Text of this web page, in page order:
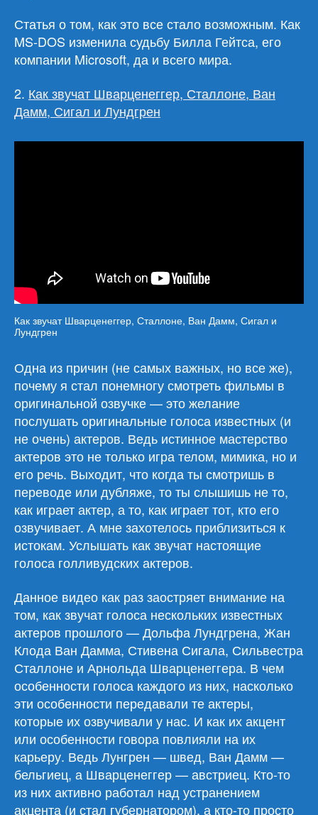
Статья о том, как это все стало возможным. Как
MS-DOS изменила судьбу Билла Гейтса, его
компании Microsoft, да и всего мира.
2. Как звучат Шварценеггер, Сталлоне, Ван
Дамм, Сигал и Лундгрен
Как звучат Шварценеггер, Сталлоне, Ван Дамм, Сигал и
Лундгрен
Одна из причин (не самых важных, но все же),
почему я стал понемногу смотреть фильмы в
оригинальной озвучке — это желание
послушать оригинальные голоса известных (и
не очень) актеров. Ведь истинное мастерство
актеров это не только игра телом, мимика, но и
его речь. Выходит, что когда ты смотришь в
переводе или дубляже, то ты слышишь не то,
как играет актер, а то, как играет тот, кто его
озвучивает. А мне захотелось приблизиться к
истокам. Услышать как звучат настоящие
голоса голливудских актеров.
Данное видео как раз заостряет внимание на
том, как звучат голоса нескольких известных
актеров прошлого — Дольфа Лундгрена, Жан
Клода Ван Дамма, Стивена Сигала, Сильвестра
Сталлоне и Арнольда Шварценеггера. В чем
особенности голоса каждого из них, насколько
эти особенности передавали те актеры,
которые их озвучивали у нас. И как их акцент
или особенности говора повлияли на их
карьеру. Ведь Лунгрен — швед, Ван Дамм —
бельгиец, а Шварценеггер — австриец. Кто-то
из них активно работал над устранением
акцента (и стал губернатором), а кто-то просто